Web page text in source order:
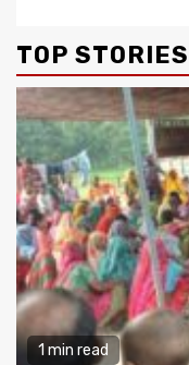
TOP STORIES
1 min read